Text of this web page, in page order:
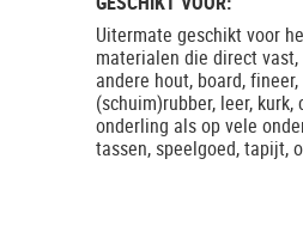
Uitermate geschikt voor
materialen die direct
andere hout, board,
(schuim)rubber, leer,
onderling als op vele
tassen, speelgoed, tapijt,